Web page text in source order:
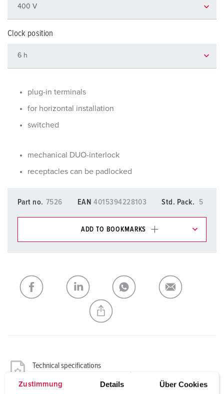
Zustimmung Details Über Cookies
Clock position
plug-in terminals
for horizontal installation
switched
mechanical DUO-interlock
receptacles can be padlocked
Part no. 7526 EAN 4015394228103 Std. Pack. 5
ADD TO BOOKMARKS
My list ADD
CREATE A NEW LIST
Technical specifications
Panel mounted receptacle 7526